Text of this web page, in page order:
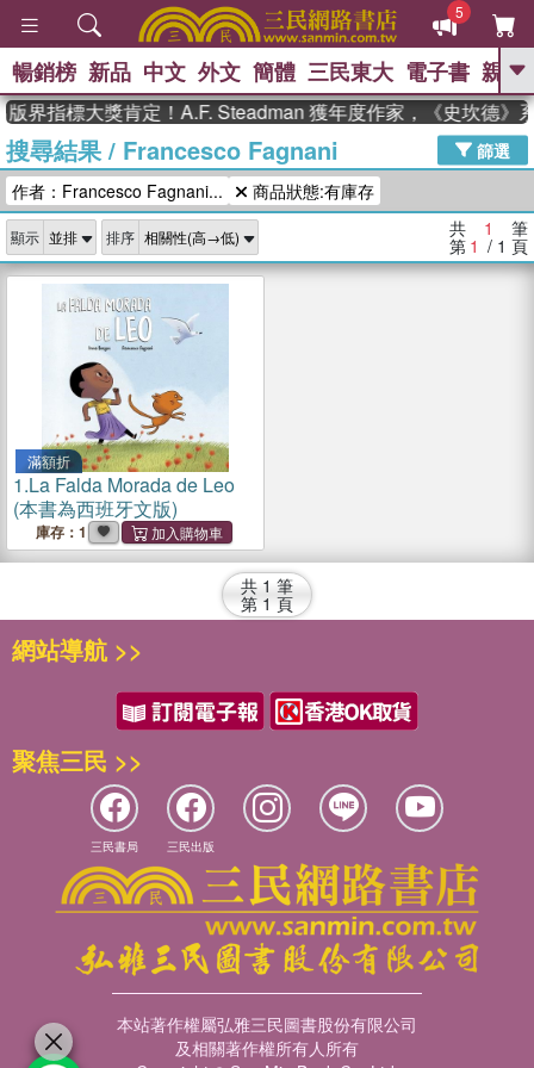
5
GO
熱搜： 東野圭吾 高希均教授回憶錄
、 The Odyssey 、 父親節 、 如果歷
史是一群喵 、 暑期推薦
獎 臺灣漫遊錄 、 方念華 、 台灣的李
登輝時代
數學女孩：黎曼猜想 、
偉大的迷走神經
暢銷榜 新品 中文 外文 簡體 三民東大 電子書 親子
界指標大獎肯定！A.F. Steadman 獲年度作家，《史坎德》
搜尋結果/ Francesco Fagnani
篩選
作者：Francesco Fagnani...
商品狀態:有庫存
顯示 排序 共 1 筆
第 1 / 1 頁
滿額折
1.La Falda Morada de Leo
(本書為西班牙文版)
庫存：1
共 1 筆
第 1 頁
網站導航 >>
聚焦三民 >>
三民書局 三民出版
本站著作權屬弘雅三民圖書股份有限公司
及相關著作權所有人所有